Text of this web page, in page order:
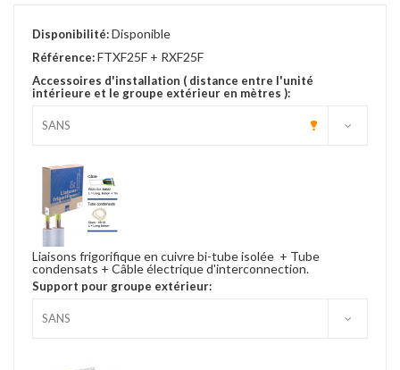
Disponibilité:Disponible
Référence:FTXF25F + RXF25F
Accessoires d'installation ( distance entre l'unité
intérieure et le groupe extérieur en mètres ):
Liaisons frigorifique en cuivre bi-tube isolée + Tube
condensats + Câble électrique d'interconnection.
Support pour groupe extérieur: